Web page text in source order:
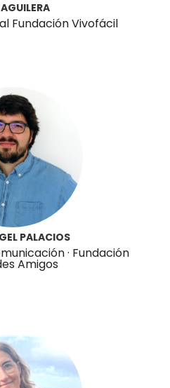
Fundación Vivofácil
PALACIOS
· Fundación
Amigos